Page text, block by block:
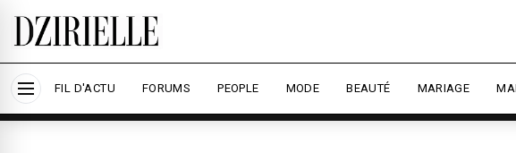
Nous utilisons des cookies pour améliorer votre expérience et
Accepter tout Personnaliser
FIL D'ACTU FORUMS PEOPLE MODE BEAUTÉ MARIAGE